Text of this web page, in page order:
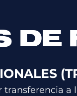
DE
transferencia a